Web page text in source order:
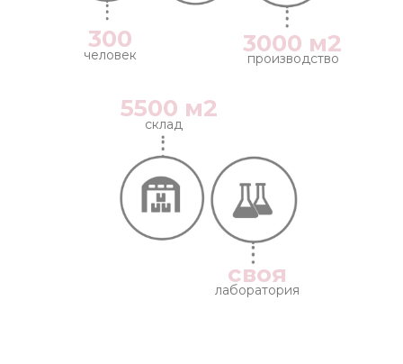
300
человек 3000 м2
производство
5500 м2
склад
своя
лаборатория